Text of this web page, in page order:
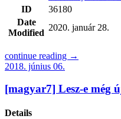
ID
36180
Date
Modified
2020. január 28.
continue reading →
2018. június 06.
[magyar7] Lesz-e még
Details